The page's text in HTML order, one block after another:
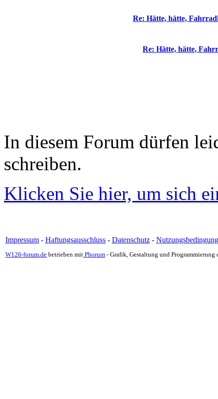
Re: Hätte, hätte,
Re: Hätte, hätte,
In diesem Forum dürfen
schreiben.
Klicken Sie hier, um sich
Impressum - Haftungsausschluss - Datenschutz -
W126-forum.de betrieben mit Phorum - Grafik, Gestaltung und Programmierung